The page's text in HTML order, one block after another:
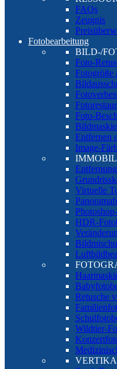
FAQs
Zeugnis
Fotobearbeitung
BILD-/
Foto-
Fotogröße
Foto-
Entfernen
Image-
Virtuelle
HDR-
Retusche
Wildtier-